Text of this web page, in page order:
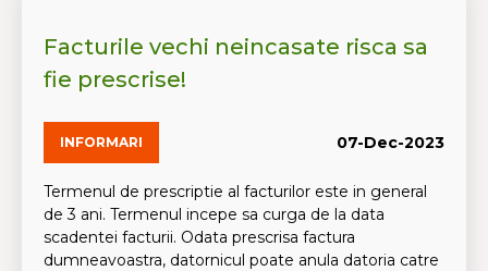
Facturile vechi neincasate risca sa
fie prescrise!
INFORMARI 07-Dec-2023
Termenul de prescriptie al facturilor este in general
de 3 ani. Termenul incepe sa curga de la data
scadentei facturii. Odata prescrisa factura
dumneavoastra, datornicul poate anula datoria catre